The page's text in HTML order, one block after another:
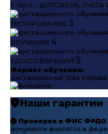
E-MAIL : ДОГОВОРА,
ТЕСТИРОВАНИЕ 3
ОБУЧЕНИЯ 4
УДОСТОВЕРЕНИЙ 5
Формат обучения:
дистанционный (без
Наши гарантии
Проверка в ФИС ФРДО
документе вносятся в